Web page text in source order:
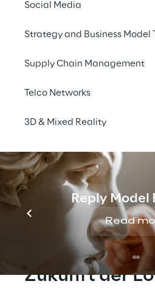
Social Media
Strategy and Business Model
Supply Chain Management
Telco Networks
3D & Mixed Reality
Reply Model
Read
Erleben Sie die Zukunft
Reply in Halle 4. Von der
Datenanalyse bis hin zur
von Aufgaben – GaliLEA
Maßstäbe in der
Stuttgart
Mit GaliLEA
Zukunft der